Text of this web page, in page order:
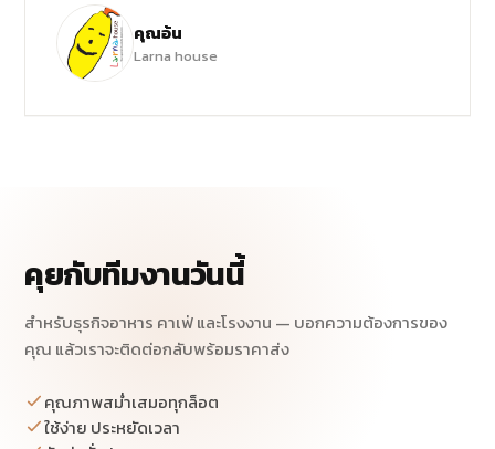
คุณอ้น
Larna house
คุยกับทีมงานวันนี้
สำหรับธุรกิจอาหาร คาเฟ่ และโรงงาน — บอกความต้องการของ
คุณ แล้วเราจะติดต่อกลับพร้อมราคาส่ง
คุณภาพสม่ำเสมอทุกล็อต
ใช้ง่าย ประหยัดเวลา